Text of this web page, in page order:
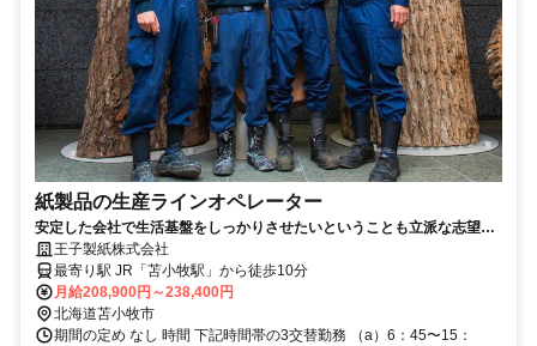
紙製品の生産ラインオペレーター
安定した会社で生活基盤をしっかりさせたいということも立派な志望動
機です
王子製紙株式会社
最寄り駅 JR「苫小牧駅」から徒歩10分
月給208,900円～238,400円
北海道苫小牧市
期間の定め なし 時間 下記時間帯の3交替勤務 （a）6：45〜15：